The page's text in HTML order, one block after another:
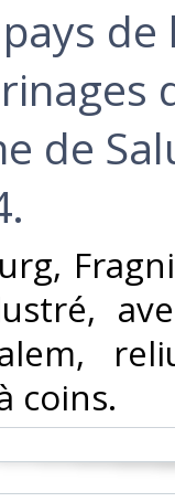
de
de
coins.‎